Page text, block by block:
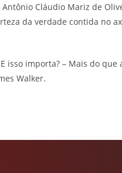
Cláudio Mariz de
da verdade contida no
isso importa? – Mais do que
Walker.